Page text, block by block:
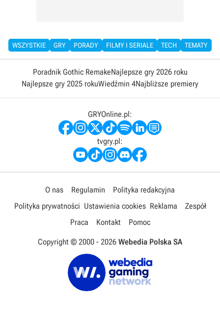
WSZYSTKIE GRY PORADY FILMY I SERIALE TECH TEMATY
Poradnik Gothic RemakeNajlepsze gry 2026 roku
Najlepsze gry 2025 rokuWiedźmin 4Najbliższe premiery
GRYOnline.pl:
tvgry.pl:
O nas Regulamin
Polityka redakcyjna
Polityka prywatności Ustawienia cookies Reklama
Zespół
Praca
Kontakt Pomoc
Copyright © 2000 - 2026 Webedia Polska SA